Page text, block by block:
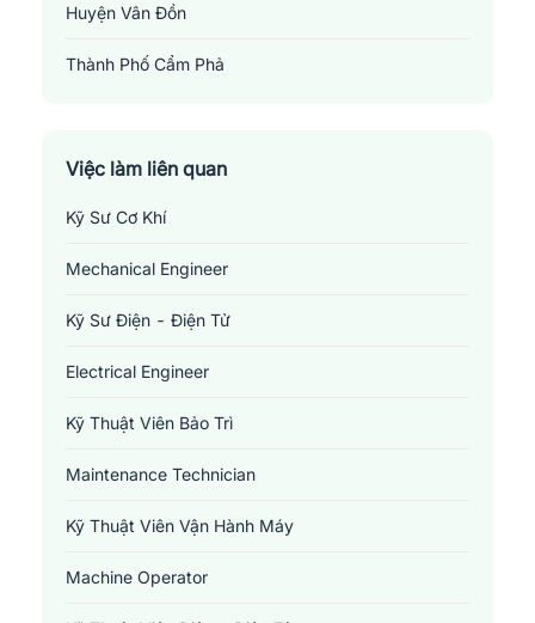
Huyện Vân Đồn
Thành Phố Cẩm Phả
Thành Phố Móng Cái
Thành Phố Uông Bí
Thị Xã Đông Triều
Thị Xã Quảng Yên
Việc làm liên quan
Kỹ Sư Cơ Khí
Mechanical Engineer
Kỹ Sư Điện - Điện Tử
Electrical Engineer
Kỹ Thuật Viên Bảo Trì
Maintenance Technician
Kỹ Thuật Viên Vận Hành Máy
Machine Operator